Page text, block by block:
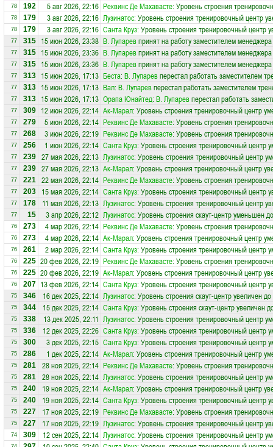
78 192 5 авг 2026, 22:16 Реквинс Де Махавасте: Уровень строения
78 179 3 авг 2026, 22:16 Лузинатос: Уровень строения тренировочный центр
78 179 3 авг 2026, 22:16 Санта Круз: Уровень строения тренировочный центр
77 315 15 июн 2026, 23:38 В. Лупаревпринят на работу заместителем
77 315 15 июн 2026, 23:36 В. Лупаревпринят на работу заместителем
77 315 15 июн 2026, 23:36 В. Лупаревпринят на работу заместителем
77 313 15 июн 2026, 17:13 Беста: В. Лупаревперестал работать заместителем
77 313 15 июн 2026, 17:13 Вал: В. Лупаревперестал работать заместителем
77 313 15 июн 2026, 17:13 Орапа Юнайтед: В. Лупаревперестал работать
77 309 12 июн 2026, 22:14 Ак-Марал: Уровень строения тренировочный центр
77 279 5 июн 2026, 22:14 Реквинс Де Махавасте: Уровень строения
77 268 3 июн 2026, 22:19 Реквинс Де Махавасте: Уровень строения
77 256 1 июн 2026, 22:14 Санта Круз: Уровень строения тренировочный центр
77 239 27 мая 2026, 22:13 Лузинатос: Уровень строения тренировочный центр
77 239 27 мая 2026, 22:13 Ак-Марал: Уровень строения тренировочный центр
77 221 22 мая 2026, 22:14 Реквинс Де Махавасте: Уровень строения
77 203 15 мая 2026, 22:14 Санта Круз: Уровень строения тренировочный центр
77 178 11 мая 2026, 22:13 Лузинатос: Уровень строения тренировочный центр
77 15 3 апр 2026, 22:12 Лузинатос: Уровень строения скаут-центр уменьшен
76 273 4 мар 2026, 22:14 Реквинс Де Махавасте: Уровень строения
76 273 4 мар 2026, 22:14 Ак-Марал: Уровень строения тренировочный центр
76 261 2 мар 2026, 22:14 Санта Круз: Уровень строения тренировочный центр
76 225 20 фев 2026, 22:19 Реквинс Де Махавасте: Уровень строения
76 225 20 фев 2026, 22:19 Ак-Марал: Уровень строения тренировочный центр
76 207 13 фев 2026, 22:14 Санта Круз: Уровень строения тренировочный центр
75 346 16 дек 2025, 22:14 Лузинатос: Уровень строения скаут-центр увеличен
75 344 15 дек 2025, 22:14 Санта Круз: Уровень строения скаут-центр увеличен
75 338 13 дек 2025, 22:11 Лузинатос: Уровень строения тренировочный центр
75 336 12 дек 2025, 22:26 Санта Круз: Уровень строения тренировочный центр
75 300 3 дек 2025, 22:15 Санта Круз: Уровень строения тренировочный центр
75 286 1 дек 2025, 22:14 Ак-Марал: Уровень строения тренировочный центр
75 281 28 ноя 2025, 22:14 Реквинс Де Махавасте: Уровень строения
75 281 28 ноя 2025, 22:14 Лузинатос: Уровень строения тренировочный центр
75 240 19 ноя 2025, 22:14 Ак-Марал: Уровень строения тренировочный центр
75 240 19 ноя 2025, 22:14 Санта Круз: Уровень строения тренировочный центр
75 227 17 ноя 2025, 22:19 Реквинс Де Махавасте: Уровень строения
75 227 17 ноя 2025, 22:19 Лузинатос: Уровень строения тренировочный центр
74 309 12 сен 2025, 22:14 Лузинатос: Уровень строения тренировочный центр